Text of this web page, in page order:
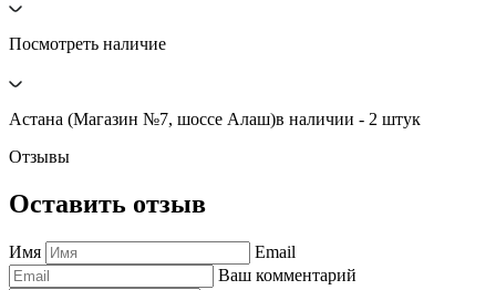
Посмотреть наличие
Астана (Магазин №7, шоссе Алаш)в наличии - 2 штук
Отзывы
Оставить отзыв
Имя
Email
Ваш комментарий